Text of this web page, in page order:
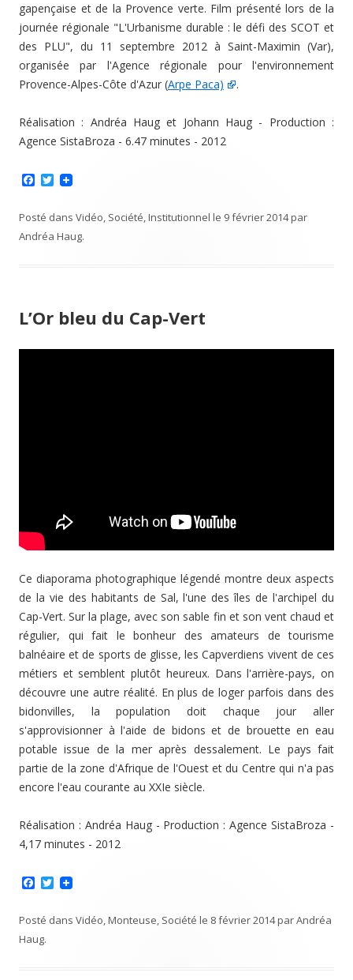
gapençaise et de la Provence verte. Film présenté lors de la
journée régionale "L'Urbanisme durable : le défi des SCOT et
des PLU", du 11 septembre 2012 à Saint-Maximin (Var),
organisée par l'Agence régionale pour l'environnement
Provence-Alpes-Côte d'Azur (Arpe Paca) .
Réalisation : Andréa Haug et Johann Haug - Production :
Agence SistaBroza - 6.47 minutes - 2012
a
e
b
o
T
w
t
t
e
Posté dans Vidéo, Société,Institutionnel le 9 février 2014par
Andréa Haug.
L’Or bleu du Cap-Vert
Ce diaporama photographique légendé montre deux aspects
de la vie des habitants de Sal, l'une des îles de l'archipel du
Cap-Vert. Sur la plage, avec son sable fin et son vent chaud et
régulier, qui fait le bonheur des amateurs de tourisme
balnéaire et de sports de glisse, les Capverdiens vivent de ces
métiers et semblent plutôt heureux. Dans l'arrière-pays, on
découvre une autre réalité. En plus de loger parfois dans des
bidonvilles, la population doit chaque jour aller
s'approvisionner à l'aide de bidons et de brouette en eau
potable issue de la mer après dessalement. Le pays fait
partie de la zone d'Afrique de l'Ouest et du Centre qui n'a pas
encore l'eau courante au XXIe siècle.
Réalisation : Andréa Haug - Production : Agence SistaBroza -
4,17 minutes - 2012
a
e
b
o
T
w
t
Posté dans Vidéo,Monteuse, Société le 8 février 2014parAndréa
Haug.